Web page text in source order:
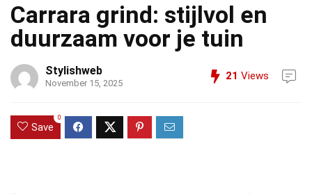
Carrara grind: stijlvol en
duurzaam voor je tuin
Stylishweb
November 15, 2025
21 Views
Save
0